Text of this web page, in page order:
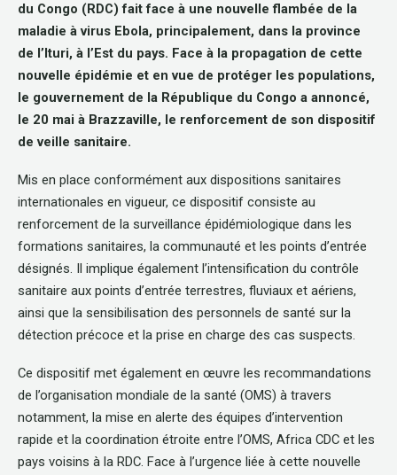
du Congo (RDC) fait face à une nouvelle flambée de la
maladie à virus Ebola, principalement, dans la province
de l’Ituri, à l’Est du pays. Face à la propagation de cette
nouvelle épidémie et en vue de protéger les populations,
le gouvernement de la République du Congo a annoncé,
le 20 mai à Brazzaville, le renforcement de son dispositif
de veille sanitaire.
Mis en place conformément aux dispositions sanitaires
internationales en vigueur, ce dispositif consiste au
renforcement de la surveillance épidémiologique dans les
formations sanitaires, la communauté et les points d’entrée
désignés. Il implique également l’intensification du contrôle
sanitaire aux points d’entrée terrestres, fluviaux et aériens,
ainsi que la sensibilisation des personnels de santé sur la
détection précoce et la prise en charge des cas suspects.
Ce dispositif met également en œuvre les recommandations
de l’organisation mondiale de la santé (OMS) à travers
notamment, la mise en alerte des équipes d’intervention
rapide et la coordination étroite entre l’OMS, Africa CDC et les
pays voisins à la RDC. Face à l’urgence liée à cette nouvelle